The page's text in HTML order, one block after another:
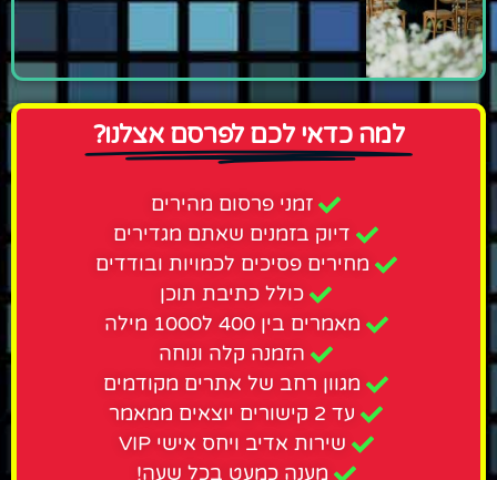
למה כדאי לכם לפרסם אצלנו?
זמני פרסום מהירים
דיוק בזמנים שאתם מגדירים
מחירים פסיכים לכמויות ובודדים
כולל כתיבת תוכן
מאמרים בין 400 ל1000 מילה
הזמנה קלה ונוחה
מגוון רחב של אתרים מקודמים
עד 2 קישורים יוצאים ממאמר
שירות אדיב ויחס אישי VIP
מענה כמעט בכל שעה!